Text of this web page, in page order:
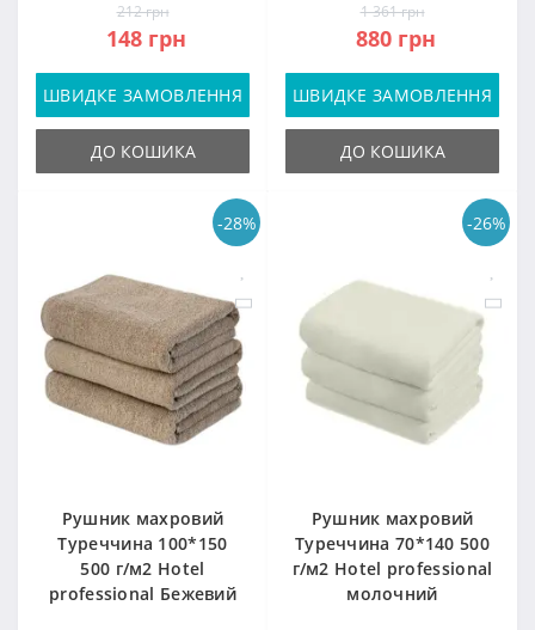
212 грн
148 грн
ШВИДКЕ ЗАМОВЛЕННЯ
ДО КОШИКА
1 361 грн
880 грн
ШВИДКЕ ЗАМОВЛЕННЯ
ДО КОШИКА
-28%
Рушник махровий
Туреччина 100*150
500 г/м2 Hotel
professional Бежевий
-26%
Рушник махровий
Туреччина 70*140 500
г/м2 Hotel professional
молочний